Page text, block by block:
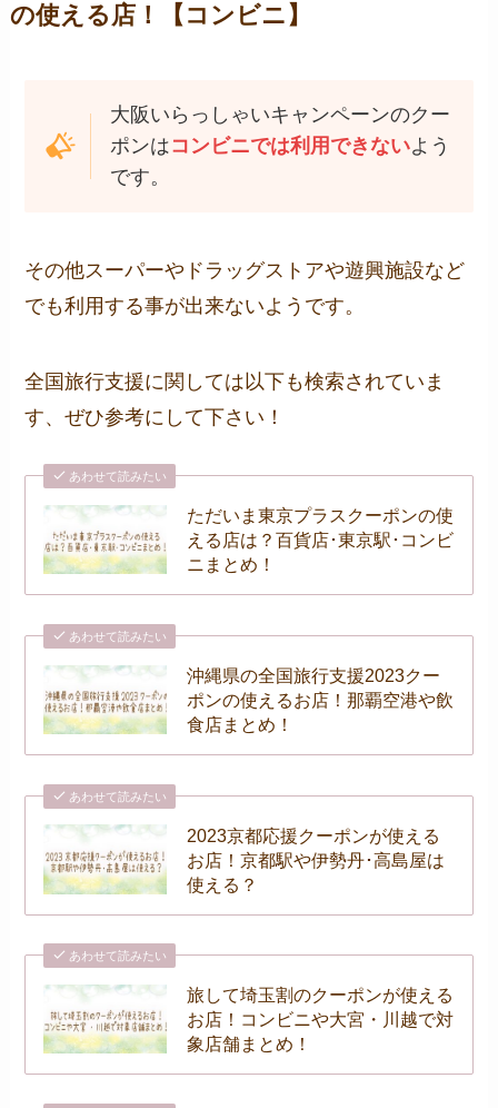
の使える店！【コンビニ】
大阪いらっしゃいキャンペーンのクー
ポンはコンビニでは利用できないよう
です。
その他スーパーやドラッグストアや遊興施設など
でも利用する事が出来ないようです。
全国旅行支援に関しては以下も検索されていま
す、ぜひ参考にして下さい！
あわせて読みたい
ただいま東京プラスクーポンの使
える店は？百貨店･東京駅･コンビ
ニまとめ！
あわせて読みたい
沖縄県の全国旅行支援2023クー
ポンの使えるお店！那覇空港や飲
食店まとめ！
あわせて読みたい
2023京都応援クーポンが使える
お店！京都駅や伊勢丹･高島屋は
使える？
あわせて読みたい
旅して埼玉割のクーポンが使える
お店！コンビニや大宮・川越で対
象店舗まとめ！